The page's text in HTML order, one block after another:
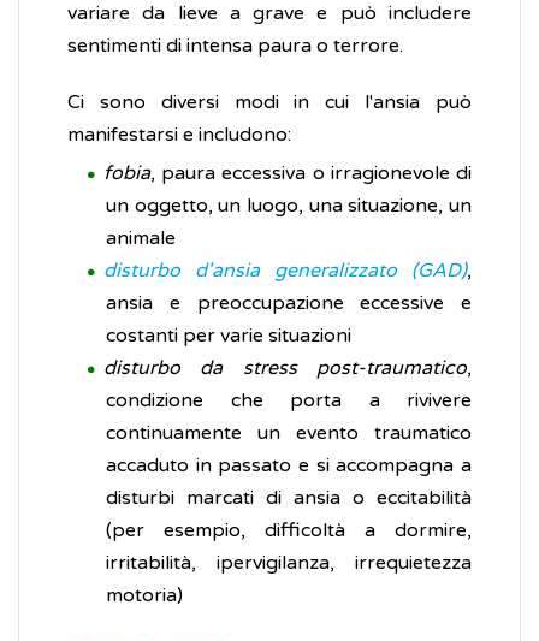
variare da lieve a grave e può includere
sentimenti di intensa paura o terrore.
Ci sono diversi modi in cui l'ansia può
manifestarsi e includono:
fobia, paura eccessiva o irragionevole di
un oggetto, un luogo, una situazione, un
animale
disturbo d'ansia generalizzato (GAD),
ansia e preoccupazione eccessive e
costanti per varie situazioni
disturbo da stress post-traumatico,
condizione che porta a rivivere
continuamente un evento traumatico
accaduto in passato e si accompagna a
disturbi marcati di ansia o eccitabilità
(per esempio, difficoltà a dormire,
irritabilità, ipervigilanza, irrequietezza
motoria)